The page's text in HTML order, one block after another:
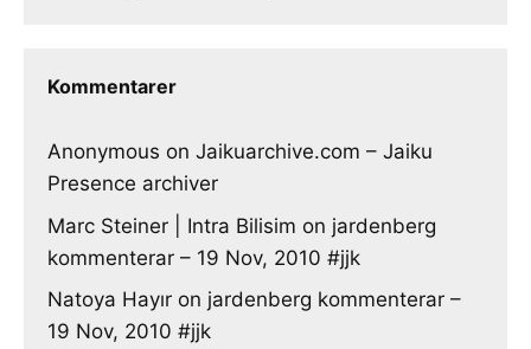
Kommentarer
Anonymous on Jaikuarchive.com – Jaiku
Presence archiver
Marc Steiner | Intra Bilisim on jardenberg
kommenterar – 19 Nov, 2010 #jjk
Natoya Hayır on jardenberg kommenterar –
19 Nov, 2010 #jjk